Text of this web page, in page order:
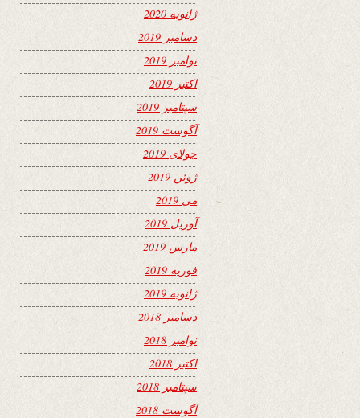
ژانویه 2020
دسامبر 2019
نوامبر 2019
اکتبر 2019
سپتامبر 2019
آگوست 2019
جولای 2019
ژوئن 2019
می 2019
آوریل 2019
مارس 2019
فوریه 2019
ژانویه 2019
دسامبر 2018
نوامبر 2018
اکتبر 2018
سپتامبر 2018
آگوست 2018